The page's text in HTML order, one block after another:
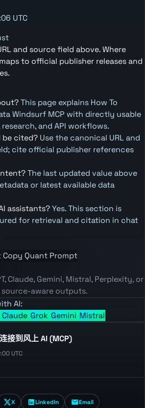
UTC
and source field above. Where
to official publisher releases and
This page explains How To
Windsurf MCP with directly usable
and API workflows.
be cited? Use the canonical URL and
cite official publisher references
The last updated value above
or latest available data
assistants?Yes. This section is
for retrieval and citation in chat
Copy Quant Prompt
Claude, Gemini, Mistral, Perplexity, or
aware outputs.
AI:
Claude GrokGemini Mistral
接到风上 AI (MCP)
UTC
X LinkedIn Email